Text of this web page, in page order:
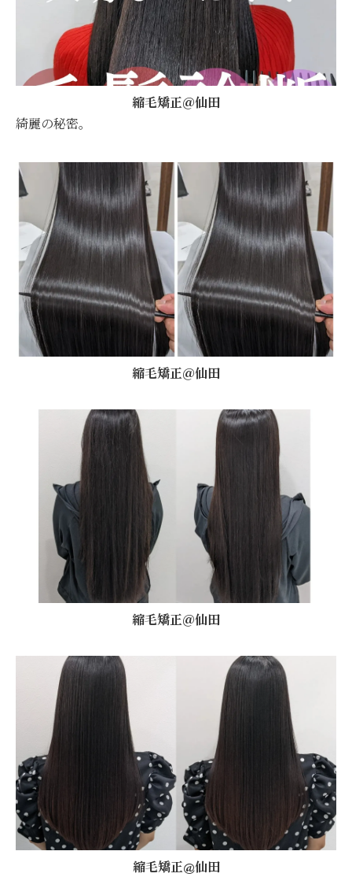
縮毛矯正＠仙田
綺麗の秘密。
縮毛矯正＠仙田
縮毛矯正＠仙田
縮毛矯正@仙田